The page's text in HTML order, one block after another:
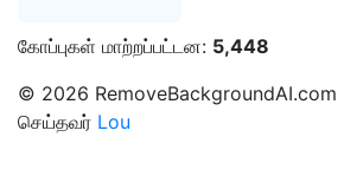
கோப்புகள் மாற்றப்பட்டன: 5,448
© 2026 RemoveBackgroundAI.com |
செய்தவர் Lou